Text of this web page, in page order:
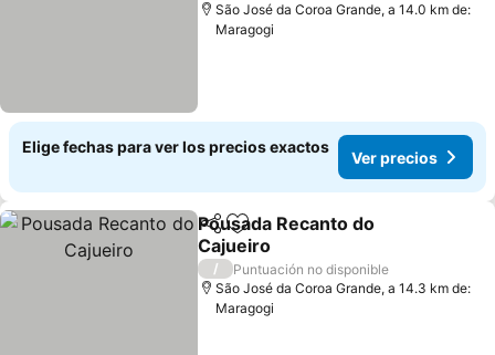
São José da Coroa Grande, a 14.0 km de:
Maragogi
Elige fechas para ver los precios exactos
Ver precios
CompartirAgregar a favoritos
Pousada Recanto do
Cajueiro
/
Puntuación no disponible
São José da Coroa Grande, a 14.3 km de:
Maragogi